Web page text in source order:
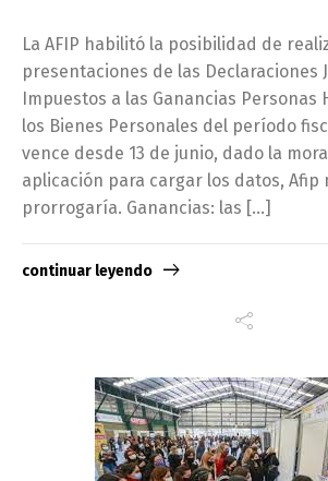
La AFIP habilitó la posibilidad de
presentaciones de las Declaraciones
Impuestos a las Ganancias Personas
los Bienes Personales del período
vence desde 13 de junio, dado la
aplicación para cargar los datos, Afip
prorrogaría. Ganancias: las […]
continuar leyendo